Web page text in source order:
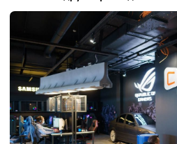
складские клубы с
должен приобрести товар
помогает планировать
продуктовые типы.
Все разновидности
цены, низкий уровень